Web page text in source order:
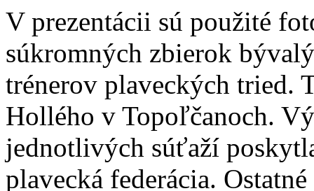
V prezentácii sú použité
súkromných zbierok
trénerov plaveckých tried.
Hollého v Topoľčanoch.
jednotlivých súťaží
plavecká federácia.